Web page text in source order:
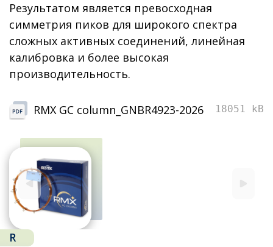
Результатом является превосходная
симметрия пиков для широкого спектра
сложных активных соединений, линейная
калибровка и более высокая
производительность.
RMX GC column_GNBR4923-2026 18051 kB
R